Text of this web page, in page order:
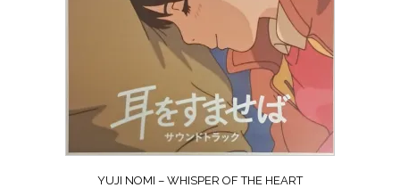
YUJI NOMI – WHISPER OF THE HEART